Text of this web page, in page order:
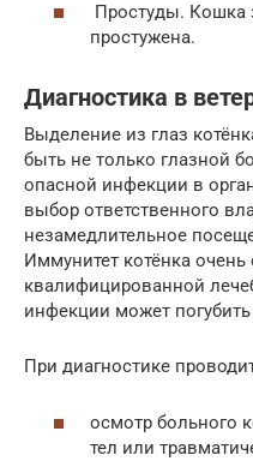
Простуды. Кошка
простужена.
Диагностика в
Выделение из глаз
быть не только глазной
опасной инфекции в
выбор ответственного
незамедлительное
Иммунитет котёнка очень
квалифицированной
инфекции может
При диагностике
осмотр больного
тел или